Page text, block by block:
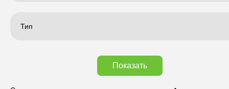
Тип
Показать